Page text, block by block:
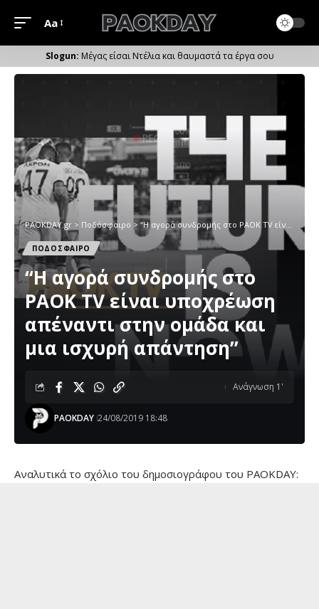
Μέγεθος
Γραμματοσειράς
Aa
Μέγας είσαι Ντέλια και θαυμαστά τα έργα σου
PAOKDAY.gr > Ποδόσφαιρο > “Η αγορά συνδρομής στο PAOK TV είναι υποχρέωση απέναντι στην ομάδα και μια ισχυρή απάντηση”
ΠΟΔΟΣΦΑΙΡΟ
“Η αγορά συνδρομής στο
PAOK TV είναι υποχρέωση
απέναντι στην ομάδα και
μια ισχυρή απάντηση”
PAOKDAY 24/08/2019 18:48
Ανάγνωση 1'
Αναλυτικά το σχόλιο του δημοσιογράφου του PAOKDAY: